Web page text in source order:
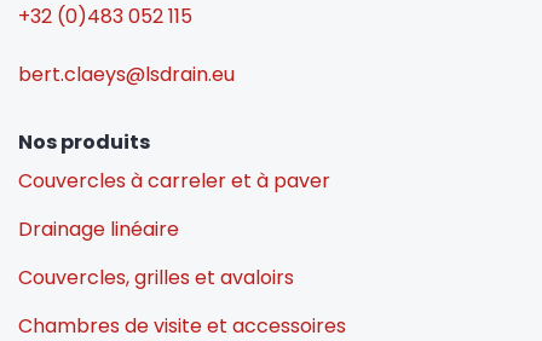
+32 (0)483 052 115
bert.claeys@lsdrain.eu
Nos produits
Couvercles à carreler et à paver
Drainage linéaire
Couvercles, grilles et avaloirs
Chambres de visite et accessoires